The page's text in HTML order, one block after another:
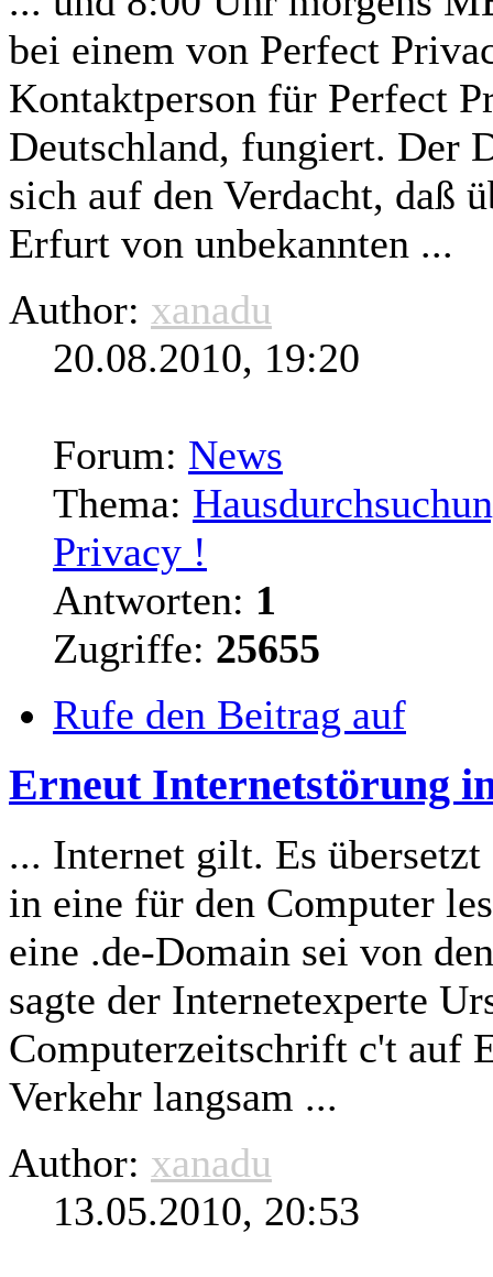
bei einem von Perfect
Kontaktperson für Perfect
Deutschland, fungiert. Der
sich auf den Verdacht, daß
Erfurt von unbekannten ...
Author: xanadu
20.08.2010, 19:20
Forum: News
Thema:
Privacy !
Antworten: 1
Zugriffe: 25655
Rufe den Beitrag auf
Erneut Internetstörung
... Internet gilt. Es übersetzt
in eine für den Computer
eine .de-Domain sei von
sagte der Internetexperte
Computerzeitschrift c't auf
Verkehr langsam ...
Author: xanadu
13.05.2010, 20:53